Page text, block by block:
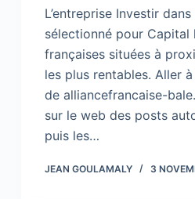
L’entreprise Investir dans
sélectionné pour Capital
françaises situées à
les plus rentables. Aller
de alliancefrancaise-
sur le web des posts
puis les…
JEAN GOULAMALY 3